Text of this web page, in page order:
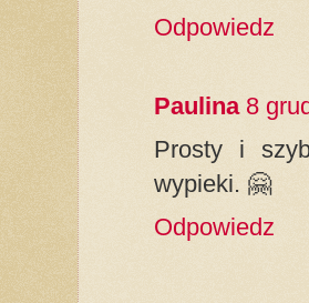
Odpowiedz
Paulina 8
Prosty i
wypieki. 🤗
Odpowiedz